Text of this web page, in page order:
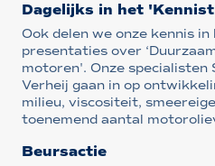
Dagelijks in het
Ook delen we onze kennis
presentaties over
motoren'. Onze specialisten
Verheij gaan in op
milieu, viscositeit,
toenemend aantal
Beursactie